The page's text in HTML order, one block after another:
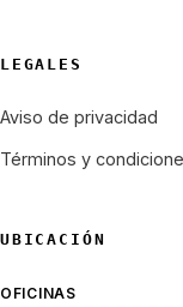
LEGALES
Aviso de privacidad
Términos y
UBICACIÓN
OFICINAS